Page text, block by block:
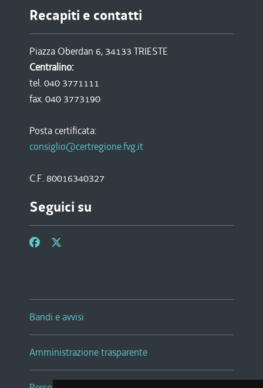
Recapiti e contatti
Piazza Oberdan 6, 34133 TRIESTE
Centralino:
tel. 040 3771111
fax. 040 3773190
Posta certificata:
consiglio@certregione.fvg.it
C.F. 80016340327
Seguici su
Bandi e avvisi
Amministrazione trasparente